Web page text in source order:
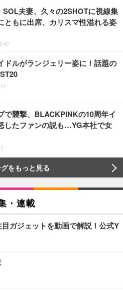
SOL夫妻、久々の2SHOTに視線集
ともに出席、カリスマ性溢れる姿
ドルがランジェリー姿に！話題の
で襲撃、BLACKPINKの10周年イ
したファンの説も…YG本社で女
をもっと見る
・連載
目ガジェットを動画で解説！公式Y